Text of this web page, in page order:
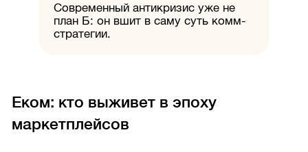
Современный антикризис уже не
план Б: он вшит в саму суть комм-
стратегии.
Еком: кто выживет в эпоху
маркетплейсов